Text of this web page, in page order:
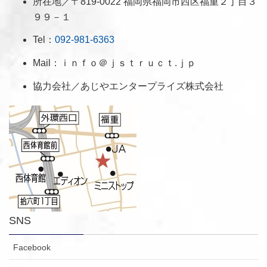
９９－１
Tel： 092-981-6363
Mail：ｉｎｆｏ＠ｊｓｔｒｕｃｔ.ｊｐ
協力会社／あじやエンタープライズ株式会社
SNS
Facebook